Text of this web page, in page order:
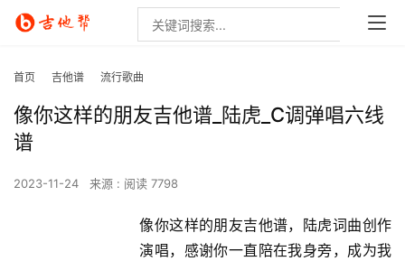
首页 吉他谱 流行歌曲
像你这样的朋友吉他谱_陆虎_C调弹唱六线
谱
2023-11-24 来源 : 阅读 7798
像你这样的朋友吉他谱，陆虎词曲创作
演唱，感谢你一直陪在我身旁，成为我